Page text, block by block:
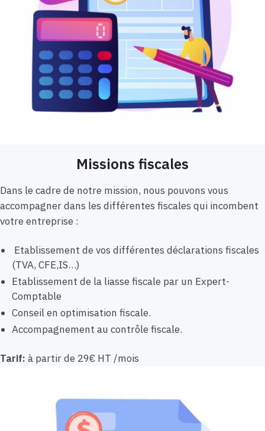
Missions fiscales
Dans le cadre de notre mission, nous pouvons vous
accompagner dans les différentes fiscales qui incombent
votre entreprise :
Etablissement de vos différentes déclarations fiscales
(TVA, CFE,IS…)
Etablissement de la liasse fiscale par un Expert-
Comptable
Conseil en optimisation fiscale.
Accompagnement au contrôle fiscale.
Tarif: à partir de 29€ HT /mois